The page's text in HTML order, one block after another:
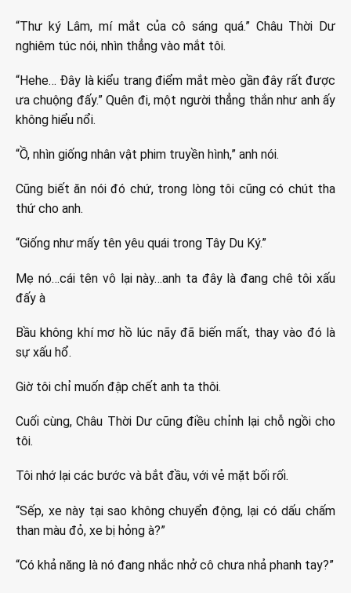
“Thư ký Lâm, mí mắt của cô sáng quá.” Châu Thời Dư
nghiêm túc nói, nhìn thẳng vào mắt tôi.
“Hehe… Đây là kiểu trang điểm mắt mèo gần đây rất được
ưa chuộng đấy.” Quên đi, một người thẳng thắn như anh ấy
không hiểu nổi.
“Ồ, nhìn giống nhân vật phim truyền hình,” anh nói.
Cũng biết ăn nói đó chứ, trong lòng tôi cũng có chút tha
thứ cho anh.
“Giống như mấy tên yêu quái trong Tây Du Ký.”
Mẹ nó…cái tên vô lại này…anh ta đây là đang chê tôi xấu
đấy à
Bầu không khí mơ hồ lúc nãy đã biến mất, thay vào đó là
sự xấu hổ.
Giờ tôi chỉ muốn đập chết anh ta thôi.
Cuối cùng, Châu Thời Dư cũng điều chỉnh lại chỗ ngồi cho
tôi.
Tôi nhớ lại các bước và bắt đầu, với vẻ mặt bối rối.
“Sếp, xe này tại sao không chuyển động, lại có dấu chấm
than màu đỏ, xe bị hỏng à?”
“Có khả năng là nó đang nhắc nhở cô chưa nhả phanh tay?”